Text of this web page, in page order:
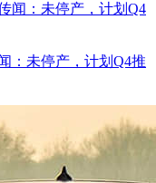
：未停产，计划Q4推